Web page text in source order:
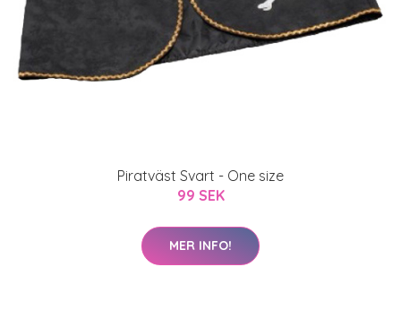
Piratväst Svart - One size
99 SEK
MER INFO!